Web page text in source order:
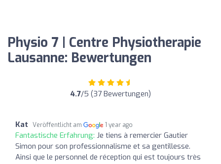
Physio 7 | Centre Physiotherapie
Lausanne: Bewertungen
4.7/5 (37 Bewertungen)
Kat Veröffentlicht am 1 year ago
Fantastische Erfahrung: Je tiens à remercier Gautier
Simon pour son professionnalisme et sa gentillesse.
Ainsi que le personnel de réception qui est toujours très